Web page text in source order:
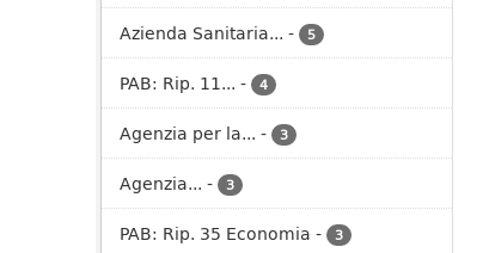
Azienda Sanitaria... - 5
PAB: Rip. 11... - 4
Agenzia per la... - 3
Agenzia... - 3
PAB: Rip. 35 Economia - 3